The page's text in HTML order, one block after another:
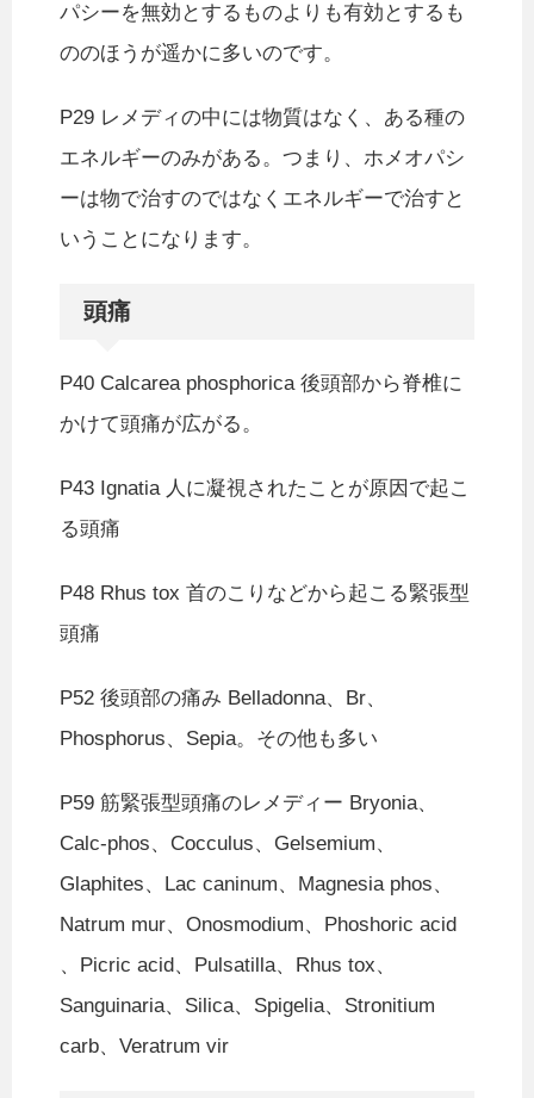
パシーを無効とするものよりも有効とするも
ののほうが遥かに多いのです。
P29 レメディの中には物質はなく、ある種の
エネルギーのみがある。つまり、ホメオパシ
ーは物で治すのではなくエネルギーで治すと
いうことになります。
頭痛
P40 Calcarea phosphorica 後頭部から脊椎に
かけて頭痛が広がる。
P43 Ignatia 人に凝視されたことが原因で起こ
る頭痛
P48 Rhus tox 首のこりなどから起こる緊張型
頭痛
P52 後頭部の痛み Belladonna、Br、
Phosphorus、Sepia。その他も多い
P59 筋緊張型頭痛のレメディー Bryonia、
Calc-phos、Cocculus、Gelsemium、
Glaphites、Lac caninum、Magnesia phos、
Natrum mur、Onosmodium、Phoshoric acid
、Picric acid、Pulsatilla、Rhus tox、
Sanguinaria、Silica、Spigelia、Stronitium
carb、Veratrum vir